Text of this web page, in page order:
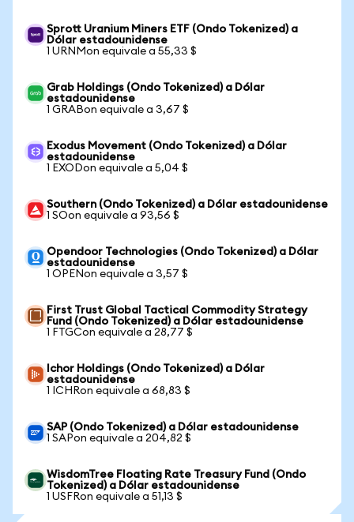
Sprott Uranium Miners ETF (Ondo Tokenized) a
Dólar estadounidense
1 URNMon equivale a 55,33 $
Grab Holdings (Ondo Tokenized) a Dólar
estadounidense
1 GRABon equivale a 3,67 $
Exodus Movement (Ondo Tokenized) a Dólar
estadounidense
1 EXODon equivale a 5,04 $
Southern (Ondo Tokenized) a Dólar estadounidense
1 SOon equivale a 93,56 $
Opendoor Technologies (Ondo Tokenized) a Dólar
estadounidense
1 OPENon equivale a 3,57 $
First Trust Global Tactical Commodity Strategy
Fund (Ondo Tokenized) a Dólar estadounidense
1 FTGCon equivale a 28,77 $
Ichor Holdings (Ondo Tokenized) a Dólar
estadounidense
1 ICHRon equivale a 68,83 $
SAP (Ondo Tokenized) a Dólar estadounidense
1 SAPon equivale a 204,82 $
WisdomTree Floating Rate Treasury Fund (Ondo
Tokenized) a Dólar estadounidense
1 USFRon equivale a 51,13 $